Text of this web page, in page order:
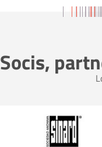
Socis,